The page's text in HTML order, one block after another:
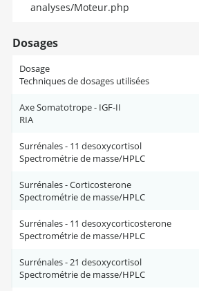
analyses/Moteur.php
Dosages
Dosage
Techniques de dosages utilisées
Axe Somatotrope - IGF-II
RIA
Surrénales - 11 desoxycortisol
Spectrométrie de masse/HPLC
Surrénales - Corticosterone
Spectrométrie de masse/HPLC
Surrénales - 11 desoxycorticosterone
Spectrométrie de masse/HPLC
Surrénales - 21 desoxycortisol
Spectrométrie de masse/HPLC